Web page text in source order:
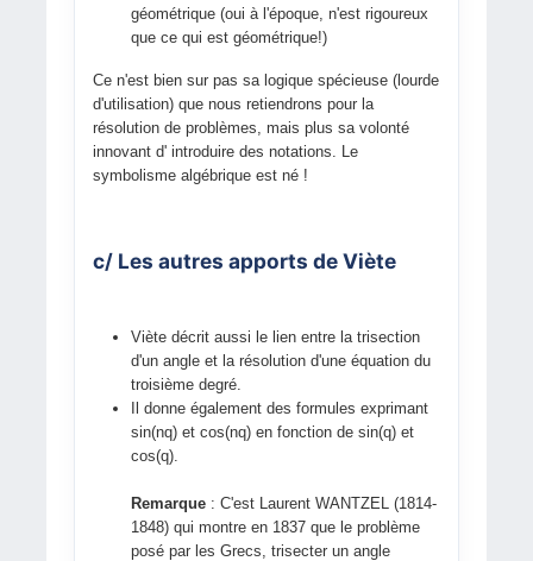
géométrique (oui à l'époque, n'est rigoureux
que ce qui est géométrique!)
Ce n'est bien sur pas sa logique spécieuse (lourde
d'utilisation) que nous retiendrons pour la
résolution de problèmes, mais plus sa volonté
innovant d' introduire des notations. Le
symbolisme algébrique est né !
c/ Les autres apports de Viète
Viète décrit aussi le lien entre la trisection
d'un angle et la résolution d'une équation du
troisième degré.
Il donne également des formules exprimant
sin(nq) et cos(nq) en fonction de sin(q) et
cos(q).
Remarque: C'est Laurent WANTZEL (1814-
1848) qui montre en 1837 que le problème
posé par les Grecs, trisecter un angle